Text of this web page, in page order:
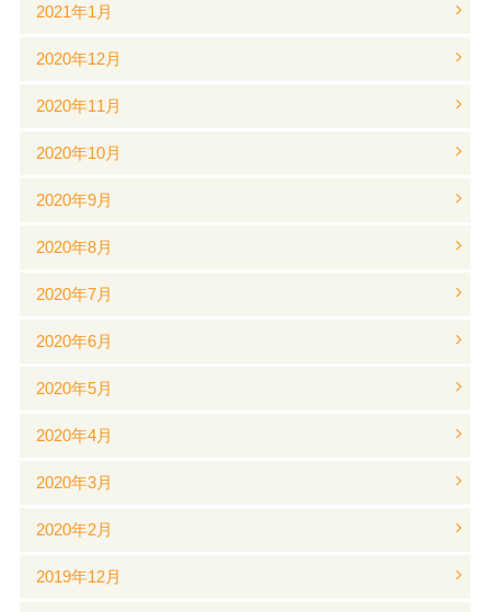
2021年1月
2020年12月
2020年11月
2020年10月
2020年9月
2020年8月
2020年7月
2020年6月
2020年5月
2020年4月
2020年3月
2020年2月
2019年12月